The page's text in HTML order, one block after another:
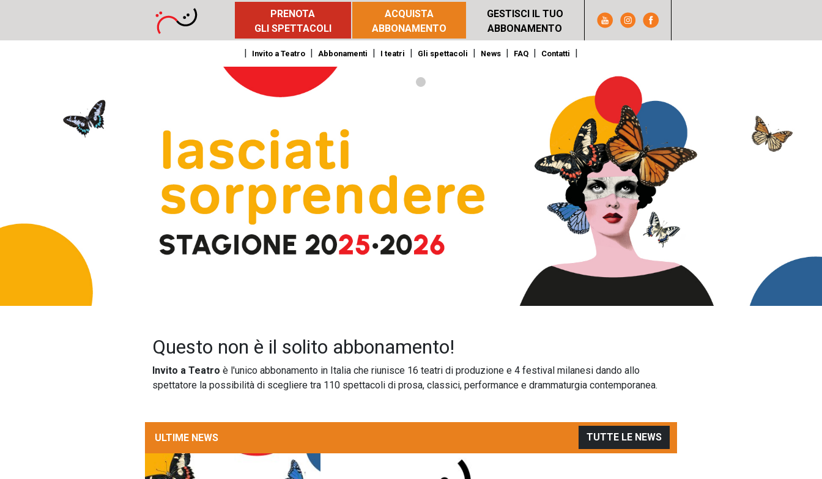
PRENOTA
GLI SPETTACOLI
ACQUISTA
ABBONAMENTO
GESTISCI IL TUO
ABBONAMENTO
Invito a Teatro Abbonamenti I teatri Gli spettacoli News FAQ Contatti
Questo non è il solito abbonamento!
Invito a Teatro è l'unico abbonamento in Italia che riunisce 16 teatri di produzione e 4 festival milanesi dando allo
spettatore la possibilità di scegliere tra 110 spettacoli di prosa, classici, performance e drammaturgia contemporanea.
ULTIME NEWS TUTTE LE NEWS